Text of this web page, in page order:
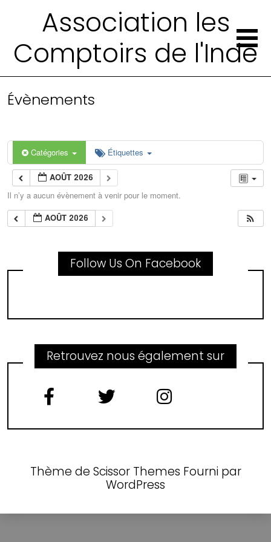
Association les
Comptoirs de l'Inde
Évènements
Catégories Étiquettes
AOÛT 2026
Il n’y a aucun évènement à venir pour le moment.
AOÛT 2026
Follow Us On Facebook
Retrouvez nous également sur
Thème de Scissor Themes Fourni par
WordPress